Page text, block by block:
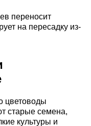
переносит
на пересадку из-
цветоводы
старые семена,
культуры и